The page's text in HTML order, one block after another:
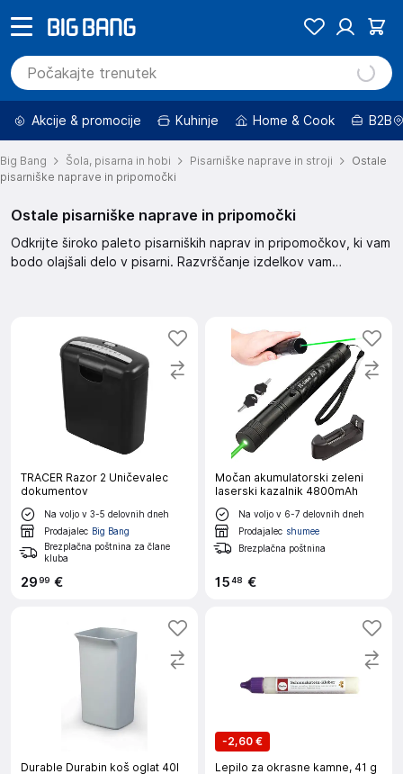
Akcije & promocije Kuhinje Home & Cook B2B
Big Bang Šola, pisarna in hobi Pisarniške naprave in stroji
Ostale
pisarniške naprave in pripomočki
Ostale pisarniške naprave in pripomočki
Odkrijte široko paleto pisarniških naprav in pripomočkov, ki vam
bodo olajšali delo v pisarni. Razvrščanje izdelkov vam
TRACER Razor 2 Uničevalec
dokumentov
Na voljo v 3-5 delovnih dneh
Prodajalec Big Bang
Brezplačna poštnina za člane
kluba
2999 €
Močan akumulatorski zeleni
laserski kazalnik 4800mAh
Na voljo v 6-7 delovnih dneh
Prodajalec shumee
Brezplačna poštnina
1548 €
Durable Durabin koš oglat 40l
-2,60 €
Lepilo za okrasne kamne, 41 g